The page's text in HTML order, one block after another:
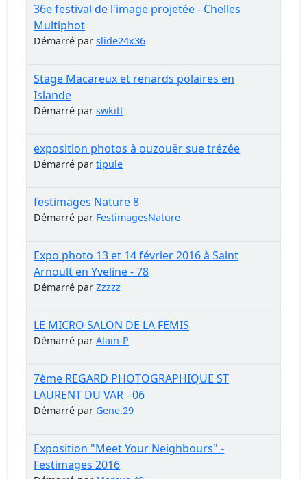
36e festival de l'image projetée - Chelles
Multiphot
Démarré parslide24x36
Stage Macareux et renards polaires en
Islande
Démarré parswkitt
exposition photos à ouzouër sue trézée
Démarré partipule
festimages Nature 8
Démarré par FestimagesNature
Expo photo 13 et 14 février 2016 à Saint
Arnoult en Yveline - 78
Démarré parZzzzz
LE MICRO SALON DE LA FEMIS
Démarré parAlain-P
7ème REGARD PHOTOGRAPHIQUE ST
LAURENT DU VAR - 06
Démarré par Gene.29
Exposition "Meet Your Neighbours" -
Festimages 2016